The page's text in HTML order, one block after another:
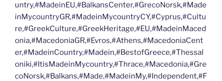
untry,#MadeinEU,#BalkansCenter,#GrecoNorsk,#Made
inMycountryGR,#MadeinMycountryCY,#Cyprus,#Cultu
re,#GreekCulture,#GreekHeritage,#EU,#MadeinMaced
onia,#MacedoniaGR,#Evros,#Athens,#MacedoniaCent
er,#MadeinCountry,#Madein,#BestofGreece,#Thessal
oniki,#ItisMadeinMycountry,#Thrace,#Macedonia,#Gre
coNorsk,#Balkans,#Made,#MadeinMy,#Independent,#F